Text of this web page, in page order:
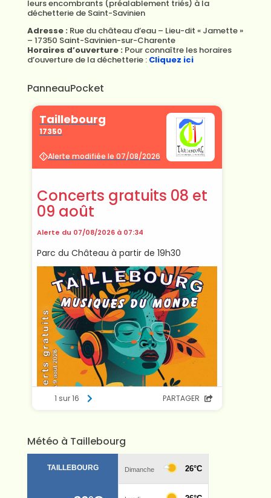
leurs encombrants (préalablement triés) à la
déchetterie de Saint-Savinien
Adresse :Rue du château d’eau – Lieu-dit « Jamette »
– 17350 Saint-Savinien-sur-Charente
Horaires d’ouverture :Pour connaître les horaires
d’ouverture de la déchetterie : Cliquez ici
PanneauPocket
Météo à Taillebourg